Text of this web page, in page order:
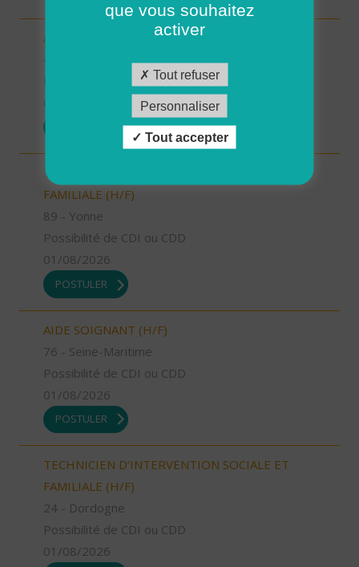
AUXILIAIRE DE VIE SOCIALE (H/F)
Possibilité de CDI ou CDD
TECHNICIEN D’INTERVENTION SOCIALE ET
FAMILIALE (H/F)
89 - Yonne
Possibilité de CDI ou CDD
01/08/2026
POSTULER
AIDE SOIGNANT (H/F)
76 - Seine-Maritime
Possibilité de CDI ou CDD
01/08/2026
POSTULER
TECHNICIEN D’INTERVENTION SOCIALE ET
FAMILIALE (H/F)
24 - Dordogne
Possibilité de CDI ou CDD
01/08/2026
que vous souhaitez
activer
Tout refuser
Personnaliser
Tout accepter